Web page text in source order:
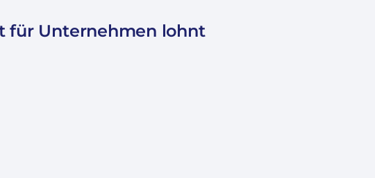
für Unternehmen lohnt